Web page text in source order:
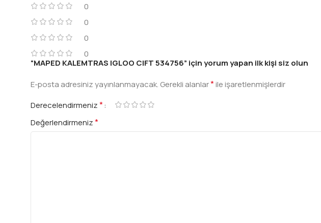
0
0
0
0
“MAPED KALEMTRAS IGLOO CIFT 534756” için yorum yapan ilk kişi siz olun
E-posta adresiniz yayınlanmayacak. Gerekli alanlar*ile işaretlenmişlerdir
Derecelendirmeniz*
Değerlendirmeniz*